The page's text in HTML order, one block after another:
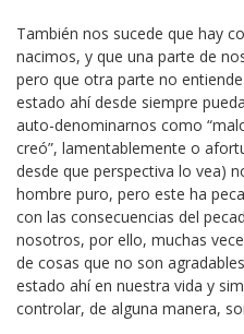
También nos sucede que hay
nacimos, y que una parte de
pero que otra parte no
estado ahí desde siempre
auto-denominarnos como
creó”, lamentablemente o
desde que perspectiva lo vea)
hombre puro, pero este ha
con las consecuencias del
nosotros, por ello, muchas
de cosas que no son
estado ahí en nuestra vida y
controlar, de alguna manera,